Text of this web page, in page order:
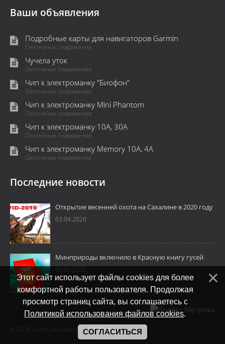
Ваши объявления
Подробные карты для навигаторов Garmin
Охотничье снаряжение
Чучела уток
Охотничье снаряжение
Чип к электроманку "Биофон"
Охотничье снаряжение
Чип к электроманку Mini Phantom
Охотничье снаряжение
Чип к электроманку 10А, 30А
Охотничье снаряжение
Чип к электроманку Memory 10A, 4А
Охотничье снаряжение
Последние новости
Открытие весенней охота на Сахалине в 2020 году
03.04.2020
Минприроды включило в Красную книгу гусей
03.04.2020
© 2026 Охота на Сахалине.
Этот сайт использует файлы cookies для более
комфортной работы пользователя. Продолжая
просмотр страниц сайта, вы соглашаетесь с
Политикой использования файлов cookies.
СОГЛАСИТЬСЯ